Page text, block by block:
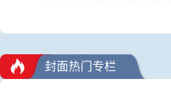
封面热门专栏